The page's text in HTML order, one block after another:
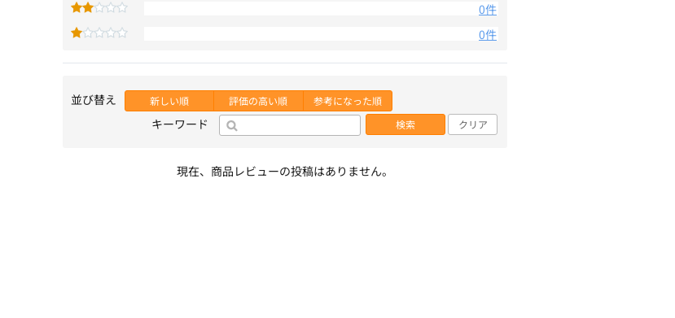
0件
0件
並び替え 新しい順 評価の高い順 参考になった順
キーワード 検索 クリア
現在、商品レビューの投稿はありません。